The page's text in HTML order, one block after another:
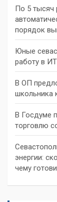
По 5 тысяч
порядок
Юные
работу в
В ОП
школьника
В Госдуме
торговлю
энергии:
чему